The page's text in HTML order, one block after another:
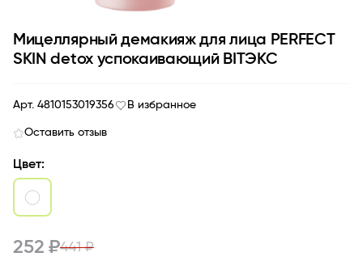
Мицеллярный демакияж для лица PERFECT
SKIN detox успокаивающий BITЭКС
Арт. 4810153019356 В избранное
Оставить отзыв
Цвет:
252 ₽441 ₽